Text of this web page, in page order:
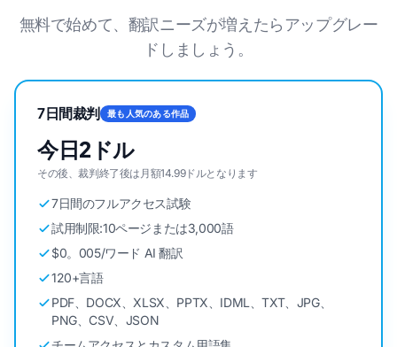
無料で始めて、翻訳ニーズが増えたらアップグレー
ドしましょう。
7日間裁判 最も人気のある作品
今日2ドル
その後、裁判終了後は月額14.99ドルとなります
7日間のフルアクセス試験
試用制限:10ページまたは3,000語
$0。005/ワード AI 翻訳
120+言語
PDF、DOCX、XLSX、PPTX、IDML、TXT、JPG、
PNG、CSV、JSON